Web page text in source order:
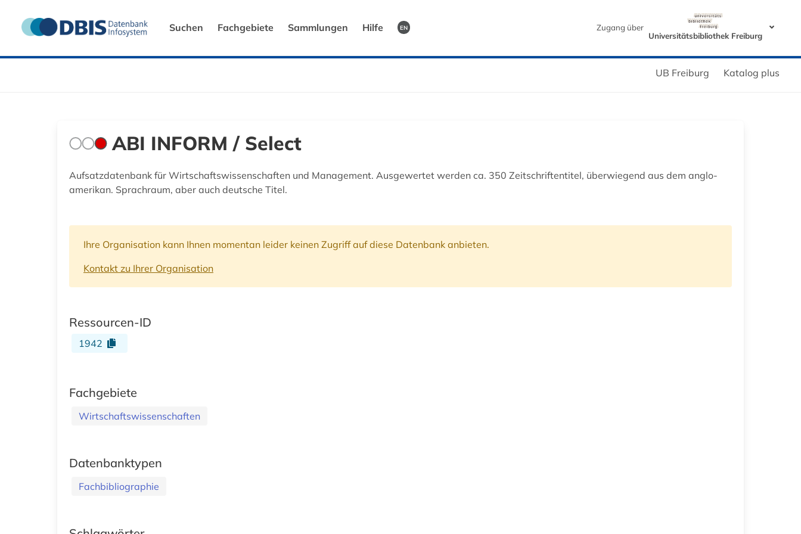
Suchen Fachgebiete Sammlungen Hilfe EN
Zugang über
Universitätsbibliothek Freiburg
UB Freiburg Katalog plus
ABI INFORM / Select
Aufsatzdatenbank für Wirtschaftswissenschaften und Management. Ausgewertet werden ca. 350 Zeitschriftentitel, überwiegend aus dem anglo-
amerikan. Sprachraum, aber auch deutsche Titel.
Ihre Organisation kann Ihnen momentan leider keinen Zugriff auf diese Datenbank anbieten.
Kontakt zu Ihrer Organisation
Ressourcen-ID
1942
Fachgebiete
Wirtschaftswissenschaften
Datenbanktypen
Fachbibliographie